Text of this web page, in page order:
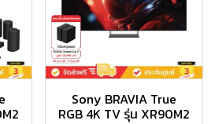
Sony BRAVIA True
RGB 4K TV รุ่น XR90M2